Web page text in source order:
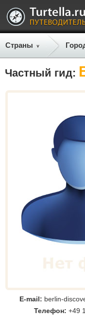
Страны
Частный гид:
E-mail: berlin-
Телефон:+49